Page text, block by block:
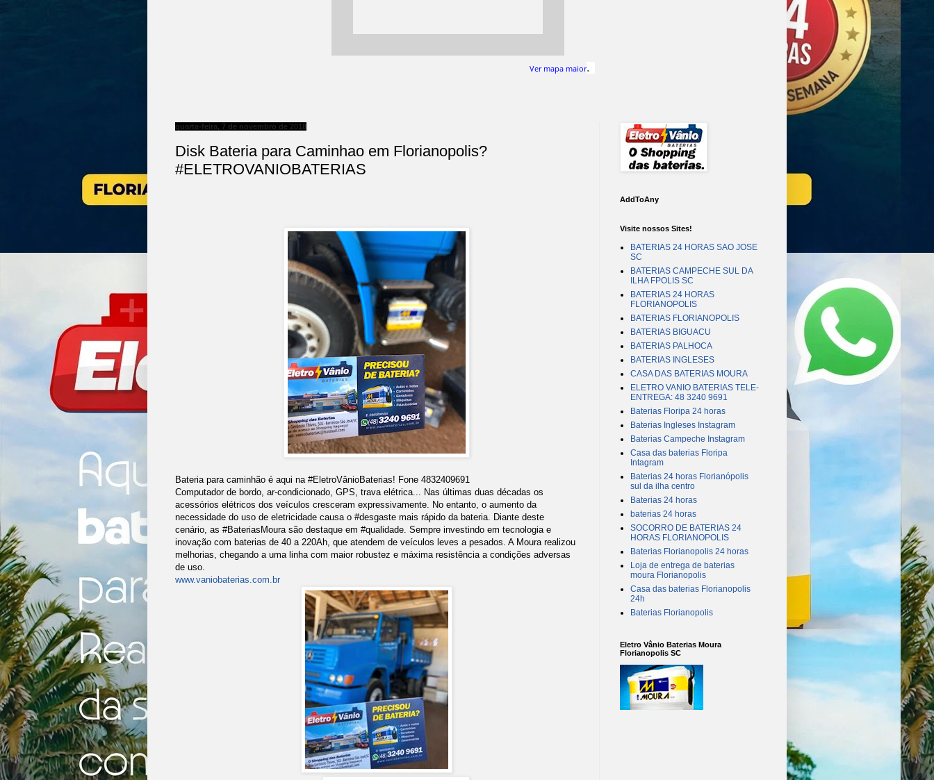
Ver mapa maior.
quarta-feira, 7 de novembro de 2018
Disk Bateria para Caminhao em Florianopolis?
#ELETROVANIOBATERIAS
Bateria para caminhão é aqui na #EletroVânioBaterias! Fone 4832409691
Computador de bordo, ar-condicionado, GPS, trava elétrica... Nas últimas duas décadas os
acessórios elétricos dos veículos cresceram expressivamente. No entanto, o aumento da
necessidade do uso de eletricidade causa o #desgaste mais rápido da bateria. Diante deste
cenário, as #BateriasMoura são destaque em #qualidade. Sempre investindo em tecnologia e
inovação com baterias de 40 a 220Ah, que atendem de veículos leves a pesados. A Moura realizou
melhorias, chegando a uma linha com maior robustez e máxima resistência a condições adversas
de uso.
www.vaniobaterias.com.br
AddToAny
Visite nossos Sites!
BATERIAS 24 HORAS SAO JOSE
SC
BATERIAS CAMPECHE SUL DA
ILHA FPOLIS SC
BATERIAS 24 HORAS
FLORIANOPOLIS
BATERIAS FLORIANOPOLIS
BATERIAS BIGUACU
BATERIAS PALHOCA
BATERIAS INGLESES
CASA DAS BATERIAS MOURA
ELETRO VANIO BATERIAS TELE-
ENTREGA: 48 3240 9691
Baterias Floripa 24 horas
Baterias Ingleses Instagram
Baterias Campeche Instagram
Casa das baterias Floripa
Intagram
Baterias 24 horas Florianópolis
sul da ilha centro
Baterias 24 horas
baterias 24 horas
SOCORRO DE BATERIAS 24
HORAS FLORIANOPOLIS
Baterias Florianopolis 24 horas
Loja de entrega de baterias
moura Florianopolis
Casa das baterias Florianopolis
24h
Baterias Florianopolis
Eletro Vânio Baterias Moura
Florianopolis SC